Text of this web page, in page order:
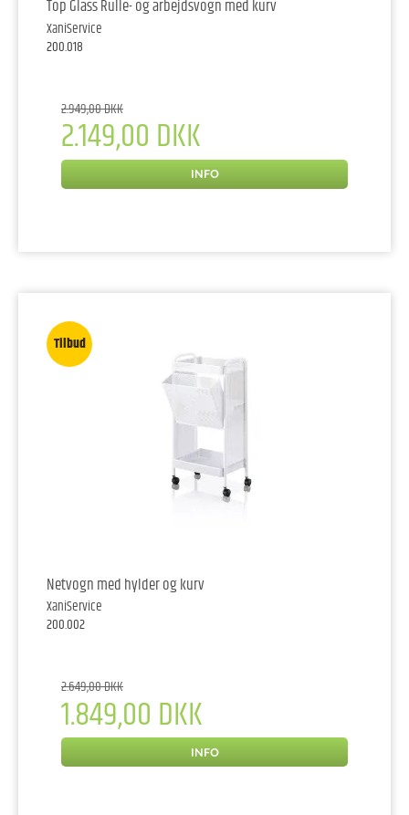
Top Glass Rulle- og arbejdsvogn med kurv
XaniService
200.018
2.949,00 DKK
2.149,00 DKK
INFO
Tilbud
Netvogn med hylder og kurv
XaniService
200.002
2.649,00 DKK
1.849,00 DKK
INFO